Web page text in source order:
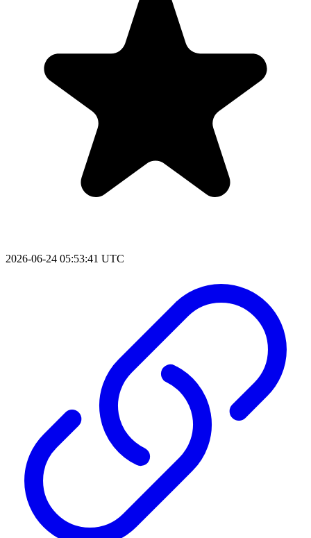
2026-06-24 05:53:41 UTC